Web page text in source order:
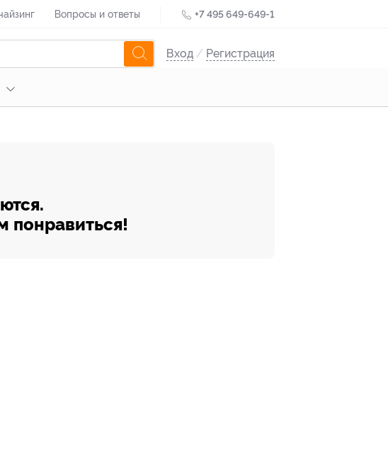
Вопросы и ответы +7 495 649-649-1
Вход / Регистрация
понравиться!